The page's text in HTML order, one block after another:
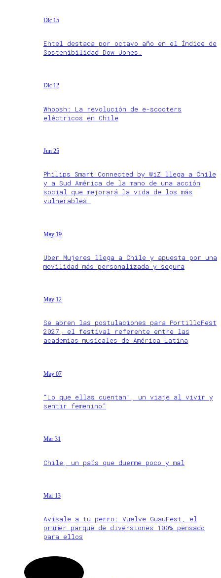
Dic 15
Entel destaca por octavo año en el Índice de
Sostenibilidad Dow Jones.
Dic 12
Whoosh: La revolución de e-scooters
eléctricos en Chile
Jun 25
Philips Smart Connected by WiZ llega a Chile
y a Sud América de la mano de una acción
social que mejorará la vida de los más
vulnerables
May 19
Uber Mujeres llega a Chile y apuesta por una
movilidad más personalizada y segura
May 12
Se abren las postulaciones para PortilloFest
2027, el festival referente entre las
academias musicales de América Latina
May 07
“Lo que ellas cuentan”, un viaje al vivir y
sentir femenino”
Mar 31
Chile, un país que duerme poco y mal
Mar 13
Avísale a tu perro: Vuelve GuauFest, el
primer parque de diversiones 100% pensado
para ellos